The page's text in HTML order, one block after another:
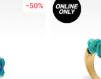
-50%